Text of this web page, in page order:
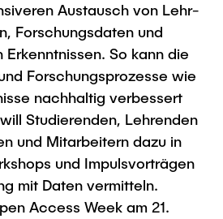
Verbund (ECIU)
Austausch von Lehr-
Forschungsdaten und
So kann die
Forschungsprozesse wie
nachhaltig verbessert
Studierenden, Lehrenden
und Mitarbeitern dazu in
und Impulsvorträgen
mit Daten vermitteln.
Access Week am 21.